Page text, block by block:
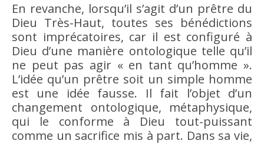
En revanche, lorsqu’il s’agit d’un prêtre du
Dieu Très-Haut, toutes ses bénédictions
sont imprécatoires, car il est configuré à
Dieu d’une manière ontologique telle qu’il
ne peut pas agir « en tant qu’homme ».
L’idée qu’un prêtre soit un simple homme
est une idée fausse. Il fait l’objet d’un
changement ontologique, métaphysique,
qui le conforme à Dieu tout-puissant
comme un sacrifice mis à part. Dans sa vie,